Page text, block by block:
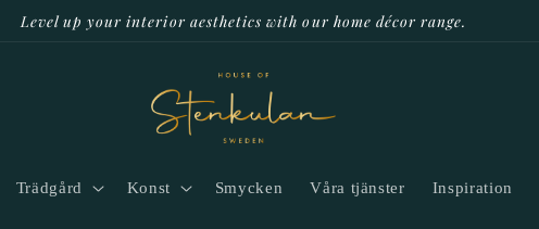
Level up your interior aesthetics with our home décor range.
Trädgård Konst Smycken Våra tjänster Inspiration